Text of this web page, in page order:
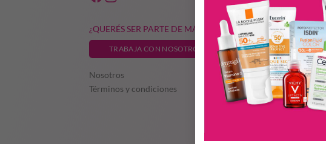
¿QUERÉS SER PARTE DE MÁS VIDA?
TRABAJA CON NOSOTROS
Nosotros
Términos y condiciones